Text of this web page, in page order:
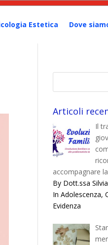
Estetica Dove
Articoli
Il
accompagnare
By Dott.ssa
In Adolescenza,
Evidenza